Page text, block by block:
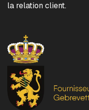
la relation client.